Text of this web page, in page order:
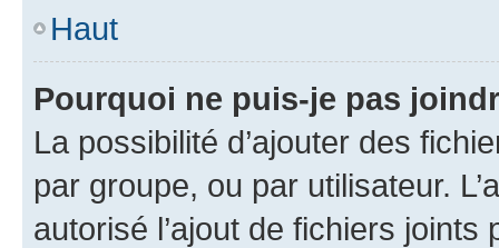
Haut
Pourquoi ne puis-je pas
La possibilité d’ajouter des
par groupe, ou par utilisateur.
autorisé l’ajout de fichiers